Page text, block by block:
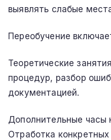
выявлять слабые
Переобучение
Теоретические
процедур, разбор
документацией.
Дополнительные часы
Отработка